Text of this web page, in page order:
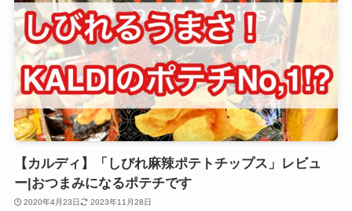
【カルディ】「しびれ麻辣ポテトチップス」レビュ
ー|おつまみになるポテチです
2020年4月23日 2023年11月28日